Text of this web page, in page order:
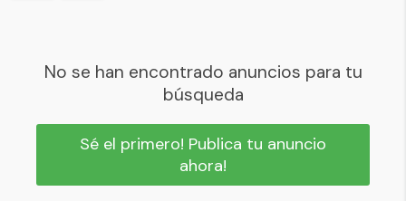
No se han encontrado anuncios para tu
búsqueda
Sé el primero! Publica tu anuncio
ahora!